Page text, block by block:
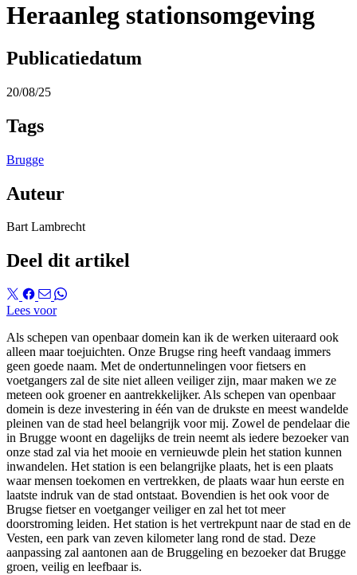
Heraanleg stationsomgeving
Publicatiedatum
20/08/25
Tags
Brugge
Auteur
Bart Lambrecht
Deel dit artikel
Lees voor
Als schepen van openbaar domein kan ik de werken uiteraard ook
alleen maar toejuichten. Onze Brugse ring heeft vandaag immers
geen goede naam. Met de ondertunnelingen voor fietsers en
voetgangers zal de site niet alleen veiliger zijn, maar maken we ze
meteen ook groener en aantrekkelijker. Als schepen van openbaar
domein is deze investering in één van de drukste en meest wandelde
pleinen van de stad heel belangrijk voor mij. Zowel de pendelaar die
in Brugge woont en dagelijks de trein neemt als iedere bezoeker van
onze stad zal via het mooie en vernieuwde plein het station kunnen
inwandelen. Het station is een belangrijke plaats, het is een plaats
waar mensen toekomen en vertrekken, de plaats waar hun eerste en
laatste indruk van de stad ontstaat. Bovendien is het ook voor de
Brugse fietser en voetganger veiliger en zal het tot meer
doorstroming leiden. Het station is het vertrekpunt naar de stad en de
Vesten, een park van zeven kilometer lang rond de stad. Deze
aanpassing zal aantonen aan de Bruggeling en bezoeker dat Brugge
groen, veilig en leefbaar is.